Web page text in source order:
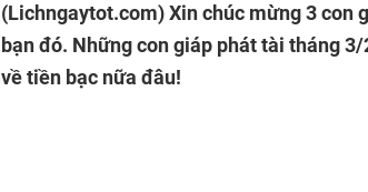
(Lichngaytot.com)Xin chúc mừng 3 con
bạn đó. Những con giáp phát tài tháng
về tiền bạc nữa đâu!